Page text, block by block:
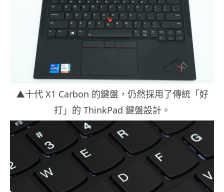
▲十代 X1 Carbon 的鍵盤，仍然採用了傳統「好
打」的 ThinkPad 鍵盤設計。